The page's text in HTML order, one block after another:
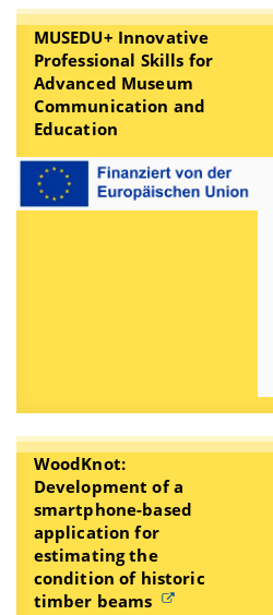
MUSEDU+ Innovative
Professional Skills for
Advanced Museum
Communication and
Education
WoodKnot:
Development of a
smartphone-based
application for
estimating the
condition of historic
timber beams